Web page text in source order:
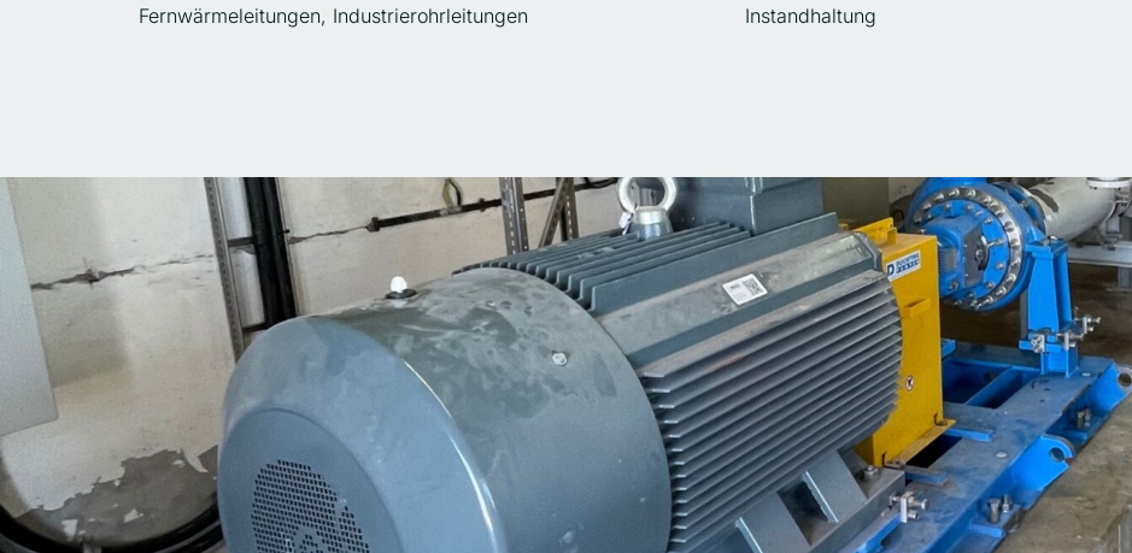
Fernwärmeleitungen, Industrie­rohrleitungen
Instandhaltung